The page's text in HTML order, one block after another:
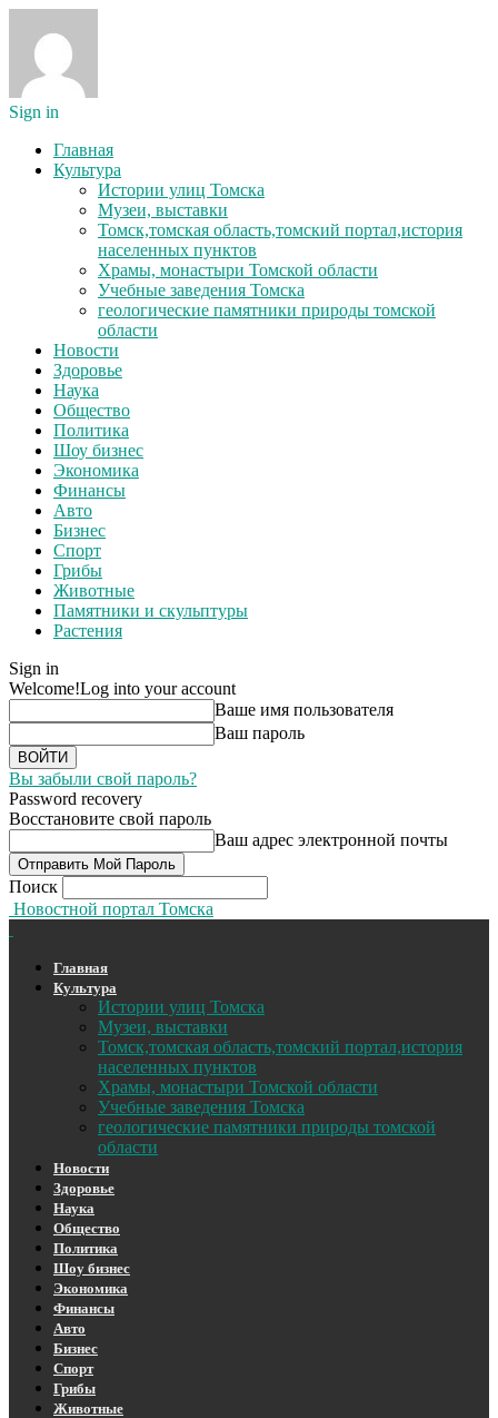
Sign in
Главная
Культура
Истории улиц Томска
Музеи, выставки
Томск,томская область,томский портал,история
населенных пунктов
Храмы, монастыри Томской области
Учебные заведения Томска
геологические памятники природы томской
области
Новости
Здоровье
Наука
Общество
Политика
Шоу бизнес
Экономика
Финансы
Авто
Бизнес
Спорт
Грибы
Животные
Памятники и скульптуры
Растения
Sign in
Welcome!Log into your account
Ваше имя пользователя
Ваш пароль
Вы забыли свой пароль?
Password recovery
Восстановите свой пароль
Ваш адрес электронной почты
Поиск
Новостной портал Томска
Главная
Культура
Истории улиц Томска
Музеи, выставки
Томск,томская область,томский портал,история
населенных пунктов
Храмы, монастыри Томской области
Учебные заведения Томска
геологические памятники природы томской
области
Новости
Здоровье
Наука
Общество
Политика
Шоу бизнес
Экономика
Финансы
Авто
Бизнес
Спорт
Грибы
Животные